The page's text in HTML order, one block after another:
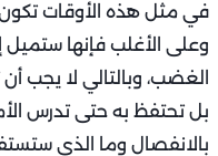
في مثل هذه الأوقات
وعلى الأغلب فإنها ستميل
الغضب، وبالتالي لا يجب
بل تحتفظ به حتى تدرس
بالانفصال وما الذي